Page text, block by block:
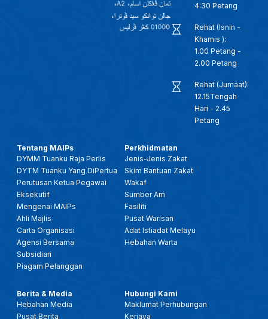
4:30 Petang
Rehat (Isnin -
Khamis ):
1.00 Petang -
2.00 Petang
Rehat (Jumaat):
12.15Tengah
Hari - 2.45
Petang
Tentang MAIPs
DYMM Tuanku Raja Perlis
DYTM Tuanku Yang DiPertua
Perutusan Ketua Pegawai
Eksekutif
Mengenai MAIPs
Ahli Majlis
Carta Organisasi
Agensi Bersama
Subsidiari
Piagam Pelanggan
Perkhidmatan
Jenis-Jenis Zakat
Skim Bantuan Zakat
Wakaf
Sumber Am
Fasiliti
Pusat Warisan
Adat Istiadat Melayu
Hebahan Warta
Berita & Media
Hebahan Media
Pusat Berita
Hubungi Kami
Maklumat Perhubungan
Kerjaya